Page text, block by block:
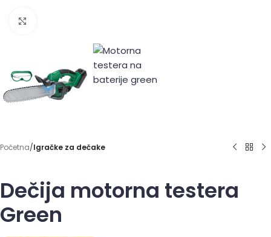
Početna Igračke za dečake
Dečija motorna testera
Green